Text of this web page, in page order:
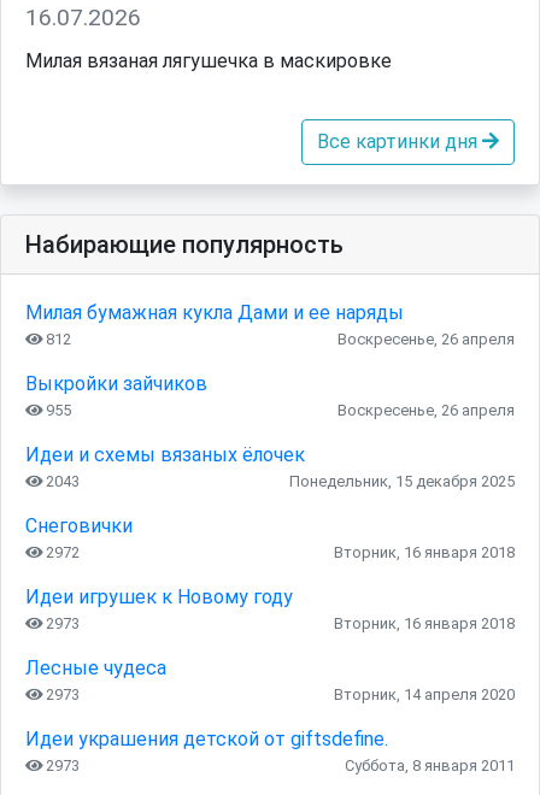
16.07.2026
Милая вязаная лягушечка в маскировке
Все картинки дня
Набирающие популярность
Милая бумажная кукла Дами и ее наряды
812 Воскресенье, 26 апреля
Выкройки зайчиков
955 Воскресенье, 26 апреля
Идеи и схемы вязаных ёлочек
2043 Понедельник, 15 декабря 2025
Снеговички
2972 Вторник, 16 января 2018
Идеи игрушек к Новому году
2973 Вторник, 16 января 2018
Лесные чудеса
2973 Вторник, 14 апреля 2020
Идеи украшения детской от giftsdefine.
2973 Суббота, 8 января 2011